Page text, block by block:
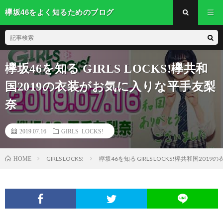
欅坂46をよく知るためのブログ
欅坂46を知る GIRLS LOCKS!欅共和
国2019の衣装がお気に入りな平手友梨
奈
2019.07.16 GIRLS LOCKS!
HOME GIRLS LOCKS! 欅坂46を知る GIRLS LOCKS!欅共和国2019の